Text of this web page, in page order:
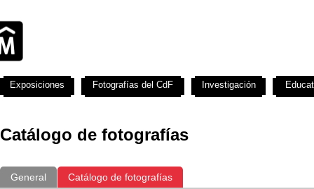
Catálogo de fotografías
General Catálogo de fotografías
Exposiciones Fotografías del CdF Investigación